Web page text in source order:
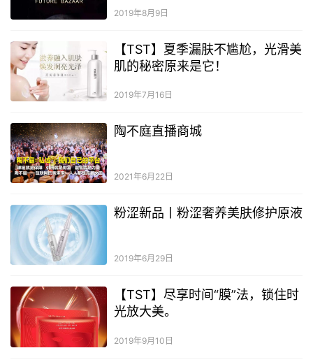
2019年8月9日
【TST】夏季漏肤不尴尬，光滑美
肌的秘密原来是它！
2019年7月16日
陶不庭直播商城
2021年6月22日
粉涩新品丨粉涩奢养美肤修护原液
2019年6月29日
【TST】尽享时间“膜”法，锁住时
光放大美。
2019年9月10日